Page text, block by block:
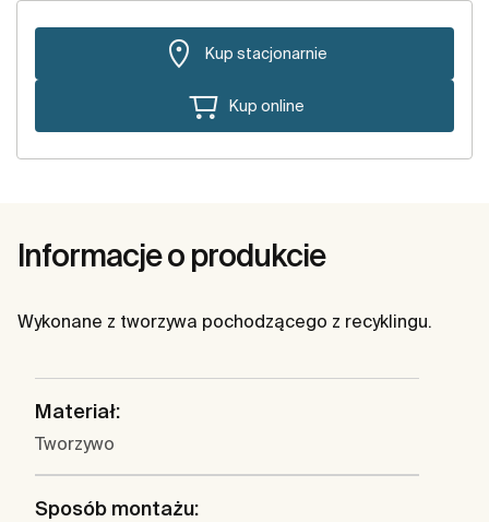
Kup stacjonarnie
Kup online
Informacje o produkcie
Wykonane z tworzywa pochodzącego z recyklingu.
Materiał:
Tworzywo
Sposób montażu: